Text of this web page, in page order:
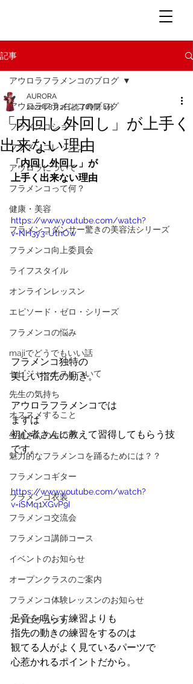
記事
アウロラフラメンコのブログ
フラメンコショー
フラメンコレッスン
アウロラについて
フラメンコって何？
健康・美容
フラメンコダンサー驚きの美容法シリーズ
フラメンコ向上委員会
ライフスタイル
オンラインレッスン
エピソード・ゼロ・シリーズ
フラメンコの悩み
majiでどうでもいい話
セビジャーナスについて
先生の気持ち
オススメすること
生徒さんの生の声
魅力的なフラメンコを踊るためには？？
フラメンコギター
フラメンコ衣装
フラメンコ交流会
フラメンコ講師コース
イベントのお知らせ
オープンクラスのご案内
フラメンコ体験レッスンのお知らせ
アウロラムジカ
アウロラフラメンコのブログ
「内回し外回し」が上手く
出来ない理由
AURORA
2021年8月2日読了時間: 1分
「内回し外回し」が
上手く出来ない理由
https://www.youtube.com/watch?
v=NH3y3-UthOw
フラメンコ独特の
美しい指先の動き。
アウロラフラメンコでは
まずは
初心者さんに教えて習得してもらう技
です。
https://www.youtube.com/watch?
v=iSMq1XGvP9I
足音を鳴らす練習よりも
指先の動きの練習をするのは
観てる人がよく見ているパーツで
心惹かれるポイントだから。